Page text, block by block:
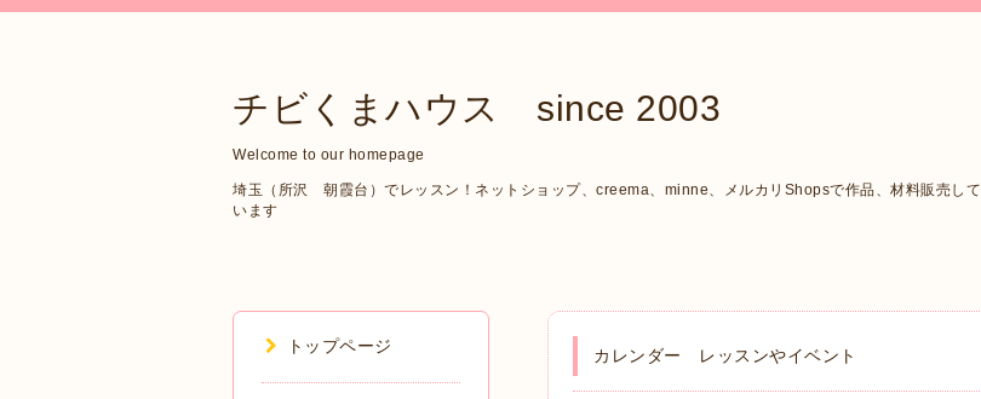
チビくまハウス since 2003
Welcome to our homepage
埼玉（所沢 朝霞台）でレッスン！ネットショップ、creema、minne、メルカリShopsで作品、材料販売して
います
カレンダー レッスンやイベント
トップページ